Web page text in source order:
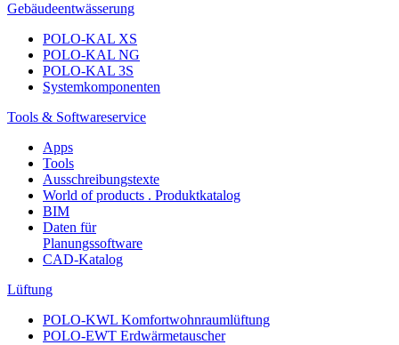
Gebäudeentwässerung
POLO-KAL XS
POLO-KAL NG
POLO-KAL 3S
Systemkomponenten
Tools & Softwareservice
Apps
Tools
Ausschreibungstexte
World of products . Produktkatalog
BIM
Daten für
Planungssoftware
CAD-Katalog
Lüftung
POLO-KWL Komfortwohnraumlüftung
POLO-EWT Erdwärmetauscher